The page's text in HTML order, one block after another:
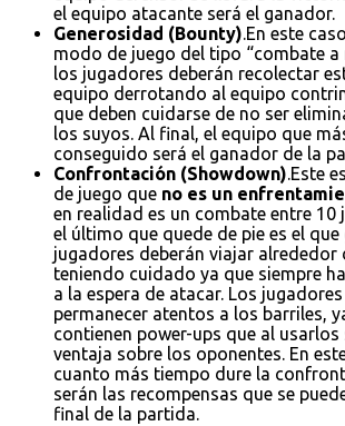
el equipo atacante será el ganador.
Generosidad (Bounty).En este
modo de juego del tipo “combate a
los jugadores deberán recolectar
equipo derrotando al equipo
que deben cuidarse de no ser
los suyos. Al final, el equipo que
conseguido será el ganador de la
Confrontación (Showdown).Este
de juego que no es un
en realidad es un combate entre 10
el último que quede de pie es el que
jugadores deberán viajar alrededor
teniendo cuidado ya que siempre
a la espera de atacar. Los
permanecer atentos a los barriles,
contienen power-ups que al usarlos
ventaja sobre los oponentes. En
cuanto más tiempo dure la
serán las recompensas que se
final de la partida.